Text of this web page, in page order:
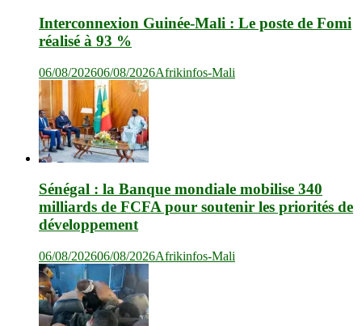
Interconnexion Guinée-Mali : Le poste de Fomi
réalisé à 93 %
06/08/202606/08/2026Afrikinfos-Mali
Sénégal : la Banque mondiale mobilise 340
milliards de FCFA pour soutenir les priorités de
développement
06/08/202606/08/2026Afrikinfos-Mali